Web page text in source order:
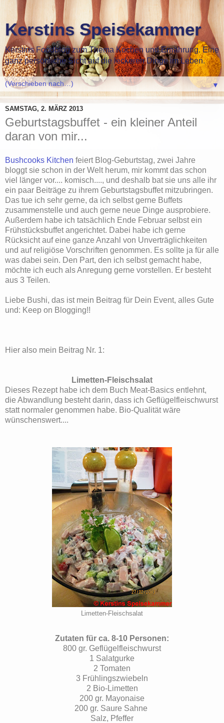
Kerstins Speisekammer
Kerstins Foodblog zum Thema Kochen und Ernährung. Eine
ganz persönliche Sicht auf die leckeren Dinge im Leben.
▼
SAMSTAG, 2. MÄRZ 2013
Geburtstagsbuffet - ein kleiner Anteil
daran von mir...
Bushcooks Kitchen feiert Blog-Geburtstag, zwei Jahre
bloggt sie schon in der Welt herum, mir kommt das schon
viel länger vor.... komisch...., und deshalb bat sie uns alle ihr
ein paar Beiträge zu ihrem Geburtstagsbuffet mitzubringen.
Das tue ich sehr gerne, da ich selbst gerne Buffets
zusammenstelle und auch gerne neue Dinge ausprobiere.
Außerdem habe ich tatsächlich Ende Februar selbst ein
Frühstücksbuffet angerichtet. Dabei habe ich gerne
Rücksicht auf eine ganze Anzahl von Unverträglichkeiten
und auf religiöse Vorschriften genommen. Es sollte ja für alle
was dabei sein. Den Part, den ich selbst gemacht habe,
möchte ich euch als Anregung gerne vorstellen. Er besteht
aus 3 Teilen.
Liebe Bushi, das ist mein Beitrag für Dein Event, alles Gute
und: Keep on Blogging!!
Hier also mein Beitrag Nr. 1:
Limetten-Fleischsalat
Dieses Rezept habe ich dem Buch Meat-Basics entlehnt,
die Abwandlung besteht darin, dass ich Geflügelfleischwurst
statt normaler genommen habe. Bio-Qualität wäre
wünschenswert....
Limetten-Fleischsalat
Zutaten für ca. 8-10 Personen:
800 gr. Geflügelfleischwurst
1 Salatgurke
2 Tomaten
3 Frühlingszwiebeln
2 Bio-Limetten
200 gr. Mayonaise
200 gr. Saure Sahne
Salz, Pfeffer